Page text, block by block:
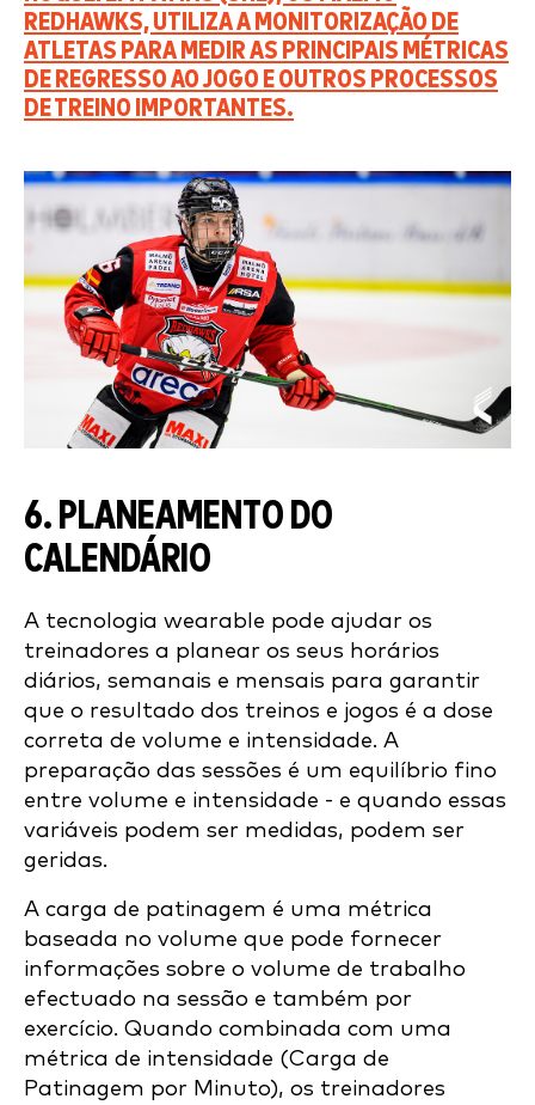
REDHAWKS, UTILIZA A MONITORIZAÇÃO DE
ATLETAS PARA MEDIR AS PRINCIPAIS MÉTRICAS
DE REGRESSO AO JOGO E OUTROS PROCESSOS
DE TREINO IMPORTANTES.
6. PLANEAMENTO DO
CALENDÁRIO
A tecnologia wearable pode ajudar os
treinadores a planear os seus horários
diários, semanais e mensais para garantir
que o resultado dos treinos e jogos é a dose
correta de volume e intensidade. A
preparação das sessões é um equilíbrio fino
entre volume e intensidade - e quando essas
variáveis podem ser medidas, podem ser
geridas.
A carga de patinagem é uma métrica
baseada no volume que pode fornecer
informações sobre o volume de trabalho
efectuado na sessão e também por
exercício. Quando combinada com uma
métrica de intensidade (Carga de
Patinagem por Minuto), os treinadores